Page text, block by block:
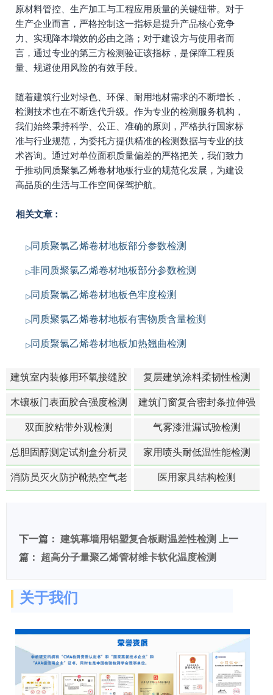
原材料管控、生产加工与工程应用质量的关键纽带。对于
生产企业而言，严格控制这一指标是提升产品核心竞争
力、实现降本增效的必由之路；对于建设方与使用者而
言，通过专业的第三方检测验证该指标，是保障工程质
量、规避使用风险的有效手段。
随着建筑行业对绿色、环保、耐用地材需求的不断增长，
检测技术也在不断迭代升级。作为专业的检测服务机构，
我们始终秉持科学、公正、准确的原则，严格执行国家标
准与行业规范，为委托方提供精准的检测数据与专业的技
术咨询。通过对单位面积质量偏差的严格把关，我们致力
于推动同质聚氯乙烯卷材地板行业的规范化发展，为建设
高品质的生活与工作空间保驾护航。
相关文章：
同质聚氯乙烯卷材地板部分参数检测
非同质聚氯乙烯卷材地板部分参数检测
同质聚氯乙烯卷材地板色牢度检测
同质聚氯乙烯卷材地板有害物质含量检测
同质聚氯乙烯卷材地板加热翘曲检测
建筑室内装修用环氧接缝胶
苯含量检测
复层建筑涂料柔韧性检测
木镶板门表面胶合强度检测
建筑门窗复合密封条拉伸强
度-硬质塑料材料检测
双面胶粘带外观检测 气雾漆泄漏试验检测
总胆固醇测定试剂盒分析灵
敏度检测
家用喷头耐低温性能检测
消防员灭火防护靴热空气老
医用家具结构检测
下一篇： 建筑幕墙用铝塑复合板耐温差性检测
上一
篇： 超高分子量聚乙烯管材维卡软化温度检测
关于我们